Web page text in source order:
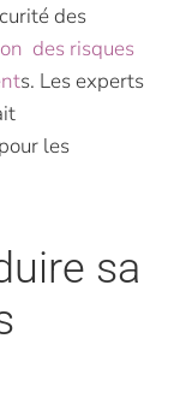
des
des risques
s. Les experts
les
sa